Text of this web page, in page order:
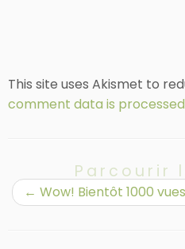
This site uses Akismet to
comment data is
Parcourir
← Wow! Bientôt 1000